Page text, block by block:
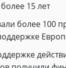
15 лет
более 100